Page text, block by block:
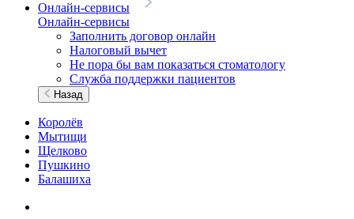
Онлайн-сервисы
Онлайн-сервисы
Заполнить договор онлайн
Налоговый вычет
Не пора бы вам показаться стоматологу
Служба поддержки пациентов
Назад
Королёв
Мытищи
Щелково
Пушкино
Балашиха